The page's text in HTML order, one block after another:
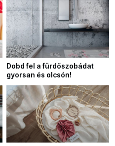
Dobd fel a fürdőszobádat
gyorsan és olcsón!